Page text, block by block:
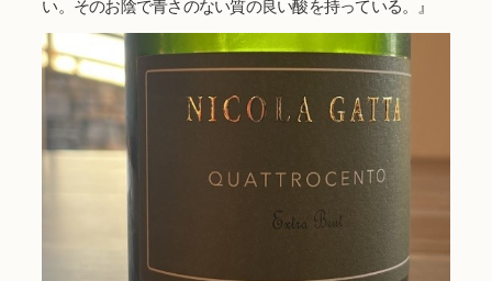
い。そのお陰で青さのない質の良い酸を持っている。』